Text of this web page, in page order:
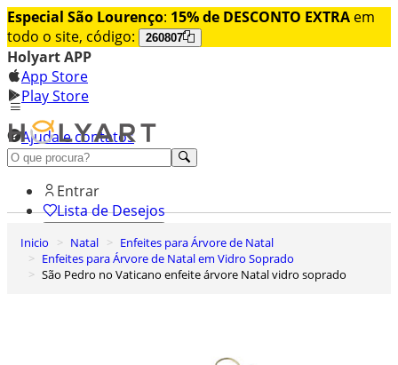
Especial São Lourenço: 15% de DESCONTO EXTRA em
todo o site, código:
260807
Holyart APP
App Store
Play Store
Ajuda e contatos
Conheça premium
Entrar
Lista de Desejos
Carrinho de Compras
Inicio Natal
Enfeites para Árvore de Natal
Enfeites para Árvore de Natal em Vidro Soprado
São Pedro no Vaticano enfeite árvore Natal vidro soprado